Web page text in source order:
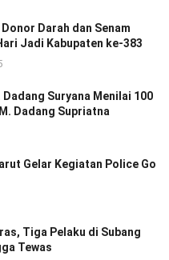
Darah dan Senam
Jadi Kabupaten ke-383
Dadang Suryana Menilai 100
Dadang Supriatna
Gelar Kegiatan Police Go
Tiga Pelaku di Subang
Tewas